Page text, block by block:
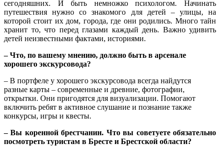
сегодняшних. И быть немножко психологом. Начинать
путешествия нужно со знакомого для детей – улицы, на
которой стоит их дом, города, где они родились. Много тайн
хранит то, что перед глазами каждый день. Важно удивить
детей неизвестными фактами, историями.
– Что, по вашему мнению, должно быть в арсенале
хорошего экскурсовода?
– В портфеле у хорошего экскурсовода всегда найдутся
разные карты – современные и древние, фотографии,
открытки. Они пригодятся для визуализации. Помогают
включить ребят в активное слушание и познание также
конкурсы, игры и квесты.
– Вы коренной брестчанин. Что вы советуете обязательно
посмотреть туристам в Бресте и Брестской области?